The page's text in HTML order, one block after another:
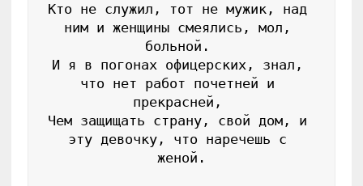
Кто не служил, тот не мужик, над
ним и женщины смеялись, мол,
больной.
И я в погонах офицерских, знал,
что нет работ почетней и
прекрасней,
Чем защищать страну, свой дом, и
эту девочку, что наречешь с
женой.